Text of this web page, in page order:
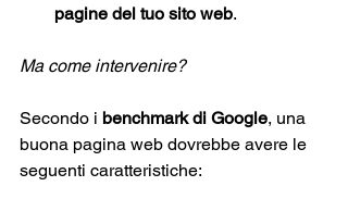
pagine del tuo sito web.
Ma come intervenire?
Secondo i benchmark di Google, una
buona pagina web dovrebbe avere le
seguenti caratteristiche: